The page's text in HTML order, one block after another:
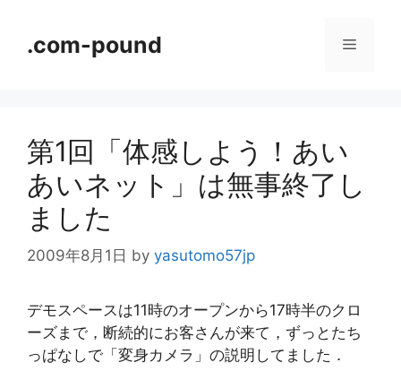
.com-pound メ
第1回「体感しよう！あい
あいネット」は無事終了し
ました
2009年8月1日 by yasutomo57jp
デモスペースは11時のオープンから17時半のクロ
ーズまで，断続的にお客さんが来て，ずっとたち
っぱなしで「変身カメラ」の説明してました．